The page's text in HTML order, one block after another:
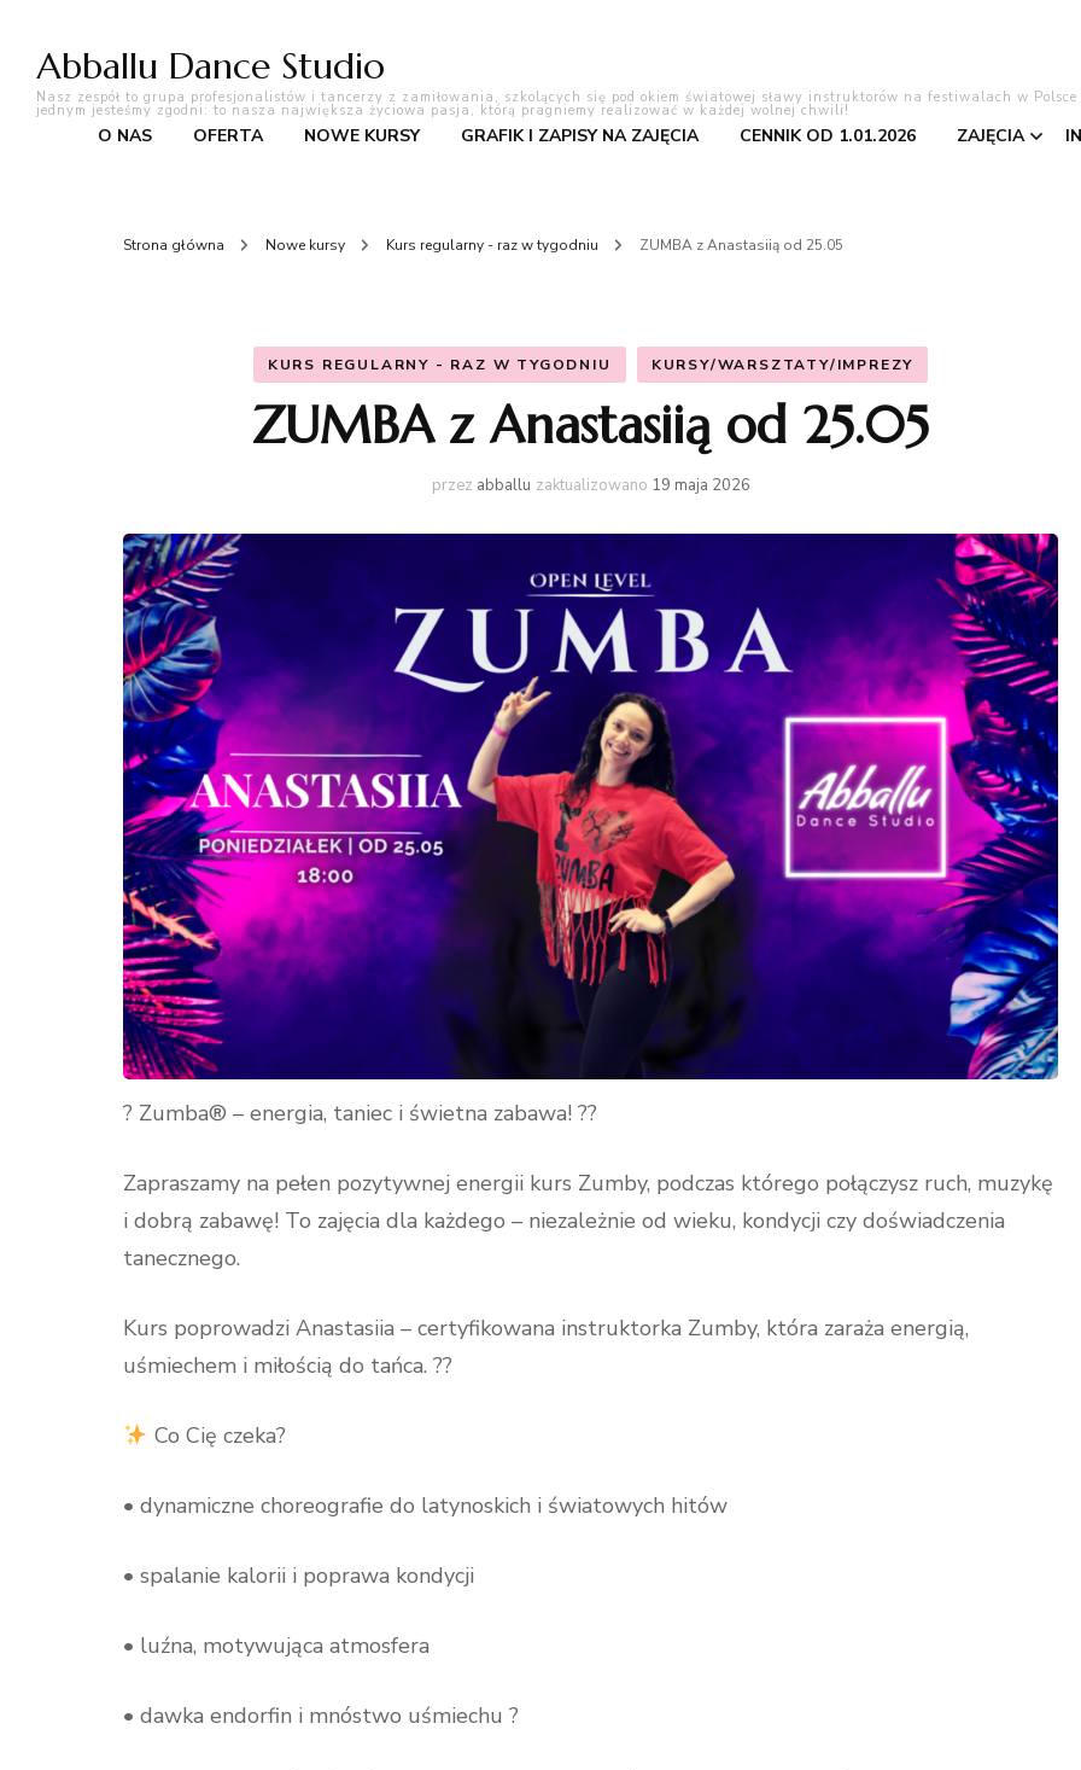
Abballu Dance Studio
Nasz zespół to grupa profesjonalistów i tancerzy z zamiłowania, szkolących się pod okiem światowej sławy instruktorów na festiwalach w
jednym jesteśmy zgodni: to nasza największa życiowa pasja, którą pragniemy realizować w każdej wolnej chwili!
O NAS OFERTA NOWE KURSY GRAFIK I ZAPISY NA ZAJĘCIA CENNIK OD 1.01.2026 ZAJĘCIA
Taniec
Latino
High
Strona główna Nowe kursy Kurs regularny - raz w tygodniu ZUMBA z Anastasiią od 25.05
KURS REGULARNY - RAZ W TYGODNIU KURSY/WARSZTATY/IMPREZY
ZUMBA z Anastasiią od 25.05
przez abballu zaktualizowano 19 maja 2026
? Zumba® – energia, taniec i świetna zabawa! ??
Zapraszamy na pełen pozytywnej energii kurs Zumby, podczas którego połączysz ruch, muzykę
i dobrą zabawę! To zajęcia dla każdego – niezależnie od wieku, kondycji czy doświadczenia
tanecznego.
Kurs poprowadzi Anastasiia – certyfikowana instruktorka Zumby, która zaraża energią,
uśmiechem i miłością do tańca. ??
Co Cię czeka?
• dynamiczne choreografie do latynoskich i światowych hitów
• spalanie kalorii i poprawa kondycji
• luźna, motywująca atmosfera
• dawka endorfin i mnóstwo uśmiechu ?